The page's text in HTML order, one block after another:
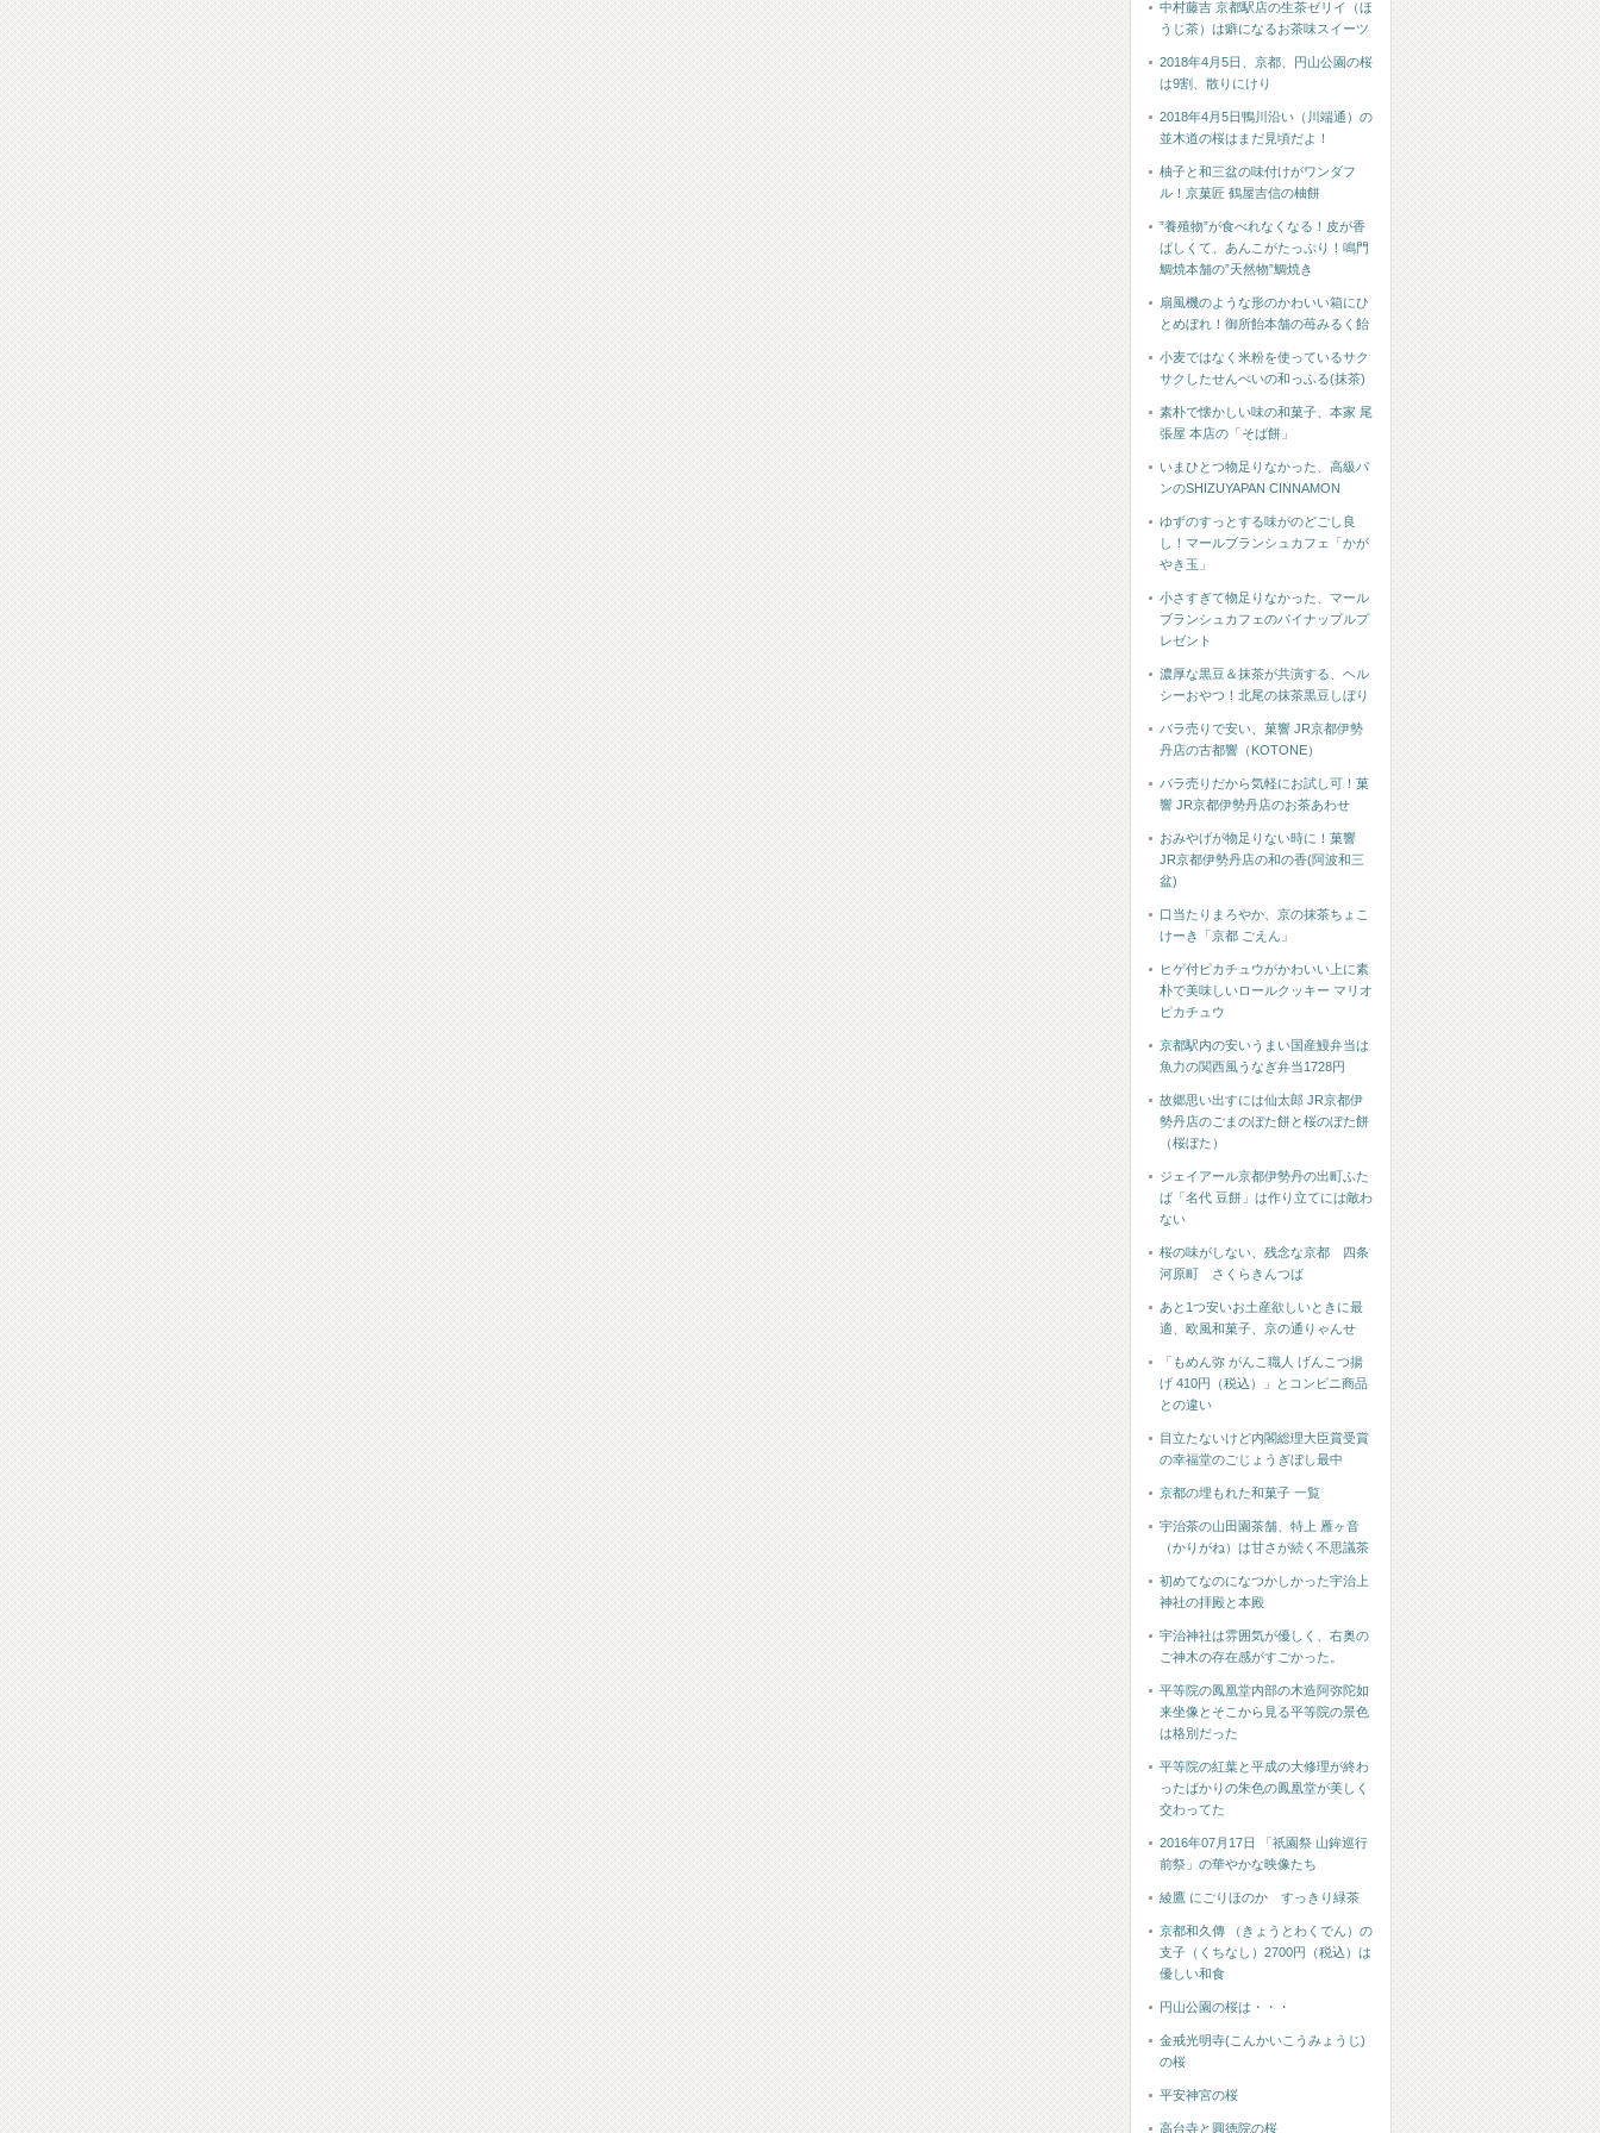
中村藤吉 京都駅店の生茶ゼリイ（ほ
うじ茶）は癖になるお茶味スイーツ
2018年4月5日、京都、円山公園の桜
は9割、散りにけり
2018年4月5日鴨川沿い（川端通）の
並木道の桜はまだ見頃だよ！
柚子と和三盆の味付けがワンダフ
ル！京菓匠 鶴屋吉信の柚餅
”養殖物”が食べれなくなる！皮が香
ばしくて、あんこがたっぷり！鳴門
鯛焼本舗の”天然物”鯛焼き
扇風機のような形のかわいい箱にひ
とめぼれ！御所飴本舗の苺みるく飴
小麦ではなく米粉を使っているサク
サクしたせんべいの和っふる(抹茶)
素朴で懐かしい味の和菓子、本家 尾
張屋 本店の「そば餅」
いまひとつ物足りなかった、高級パ
ンのSHIZUYAPAN CINNAMON
ゆずのすっとする味がのどごし良
し！マールブランシュカフェ「かが
やき玉」
小さすぎて物足りなかった、マール
ブランシュカフェのパイナップルプ
レゼント
濃厚な黒豆＆抹茶が共演する、ヘル
シーおやつ！北尾の抹茶黒豆しぼり
バラ売りで安い、菓響 JR京都伊勢
丹店の古都響（KOTONE）
バラ売りだから気軽にお試し可！菓
響 JR京都伊勢丹店のお茶あわせ
おみやげが物足りない時に！菓響
JR京都伊勢丹店の和の香(阿波和三
盆)
口当たりまろやか、京の抹茶ちょこ
けーき「京都 ごえん」
ヒゲ付ピカチュウがかわいい上に素
朴で美味しいロールクッキー マリオ
ピカチュウ
京都駅内の安いうまい国産鰻弁当は
魚力の関西風うなぎ弁当1728円
故郷思い出すには仙太郎 JR京都伊
勢丹店のごまのぼた餅と桜のぼた餅
（桜ぼた）
ジェイアール京都伊勢丹の出町ふた
ば「名代 豆餅」は作り立てには敵わ
ない
桜の味がしない、残念な京都 四条
河原町 さくらきんつば
あと1つ安いお土産欲しいときに最
適、欧風和菓子、京の通りゃんせ
「もめん弥 がんこ職人 げんこつ揚
げ 410円（税込）」とコンビニ商品
との違い
目立たないけど内閣総理大臣賞受賞
の幸福堂のごじょうぎぼし最中
京都の埋もれた和菓子 一覧
宇治茶の山田園茶舗、特上 雁ヶ音
（かりがね）は甘さが続く不思議茶
初めてなのになつかしかった宇治上
神社の拝殿と本殿
宇治神社は雰囲気が優しく、右奥の
ご神木の存在感がすごかった。
平等院の鳳凰堂内部の木造阿弥陀如
来坐像とそこから見る平等院の景色
は格別だった
平等院の紅葉と平成の大修理が終わ
ったばかりの朱色の鳳凰堂が美しく
交わってた
2016年07月17日 「祇園祭 山鉾巡行
前祭」の華やかな映像たち
綾鷹 にごりほのか すっきり緑茶
京都和久傳 （きょうとわくでん）の
支子（くちなし）2700円（税込）は
優しい和食
円山公園の桜は・・・
金戒光明寺(こんかいこうみょうじ)
の桜
平安神宮の桜
高台寺と圓徳院の桜